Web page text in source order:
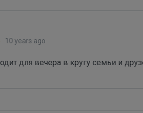
10 years ago
для вечера в кругу семьи и